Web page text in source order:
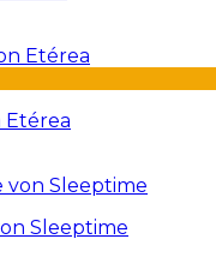
Etérea
Sleeptime